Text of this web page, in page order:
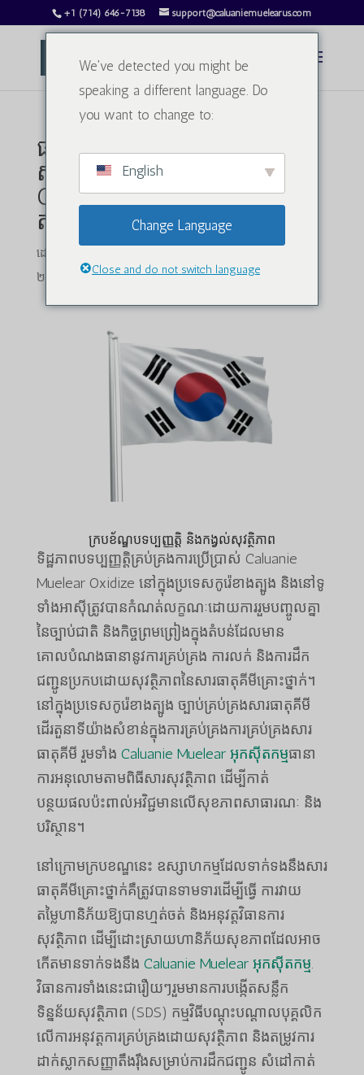
+1 (714) 646-7138 support@caluaniemuelearus.com
ផលប៉ះពាល់ និងការប្រើប្រាស់
សារធាតុ Caluanie Muelear
Oxidize នៅក្នុងប្រទេសកូរ៉េខាង
ត្បូង និងអាស៊ី
ដោយ
២០២៥
ទឹកធ្ងន់|0 មតិ
ក្របខ័ណ្ឌបទប្បញ្ញត្តិ និងកង្វល់សុវត្ថិភាព
ទិដ្ឋភាពបទប្បញ្ញត្តិគ្រប់គ្រងការប្រើប្រាស់ Caluanie
Muelear Oxidize នៅក្នុងប្រទេសកូរ៉េខាងត្បូង និងនៅទូ
ទាំងអាស៊ីត្រូវបានកំណត់លក្ខណៈដោយការរួមបញ្ចូលគ្នា
នៃច្បាប់ជាតិ និងកិច្ចព្រមព្រៀងក្នុងតំបន់ដែលមាន
គោលបំណងធានានូវការគ្រប់គ្រង ការលក់ និងការដឹក
ជញ្ជូនប្រកបដោយសុវត្ថិភាពនៃសារធាតុគីមីគ្រោះថ្នាក់។
នៅក្នុងប្រទេសកូរ៉េខាងត្បូង ច្បាប់គ្រប់គ្រងសារធាតុគីមី
ដើរតួនាទីយ៉ាងសំខាន់ក្នុងការគ្រប់គ្រងការគ្រប់គ្រងសារ
ធាតុគីមី រួមទាំង Caluanie Muelear អុកស៊ីតកម្មធានា
ការអនុលោមតាមពិធីសារសុវត្ថិភាព ដើម្បីកាត់
បន្ថយផលប៉ះពាល់អវិជ្ជមានលើសុខភាពសាធារណៈ និង
បរិស្ថាន។
នៅក្រោមក្របខណ្ឌនេះ ឧស្សាហកម្មដែលទាក់ទងនឹងសារ
ធាតុគីមីគ្រោះថ្នាក់គឺត្រូវបានទាមទារដើម្បីធ្វើ ការវាយ
តម្លៃហានិភ័យឱ្យបានហ្មត់ចត់ និងអនុវត្តវិធានការ
សុវត្ថិភាព ដើម្បីដោះស្រាយហានិភ័យសុខភាពដែលអាច
កើតមានទាក់ទងនឹង Caluanie Muelear អុកស៊ីតកម្ម.
វិធានការទាំងនេះជារឿយៗរួមមានការបង្កើតសន្លឹក
ទិន្នន័យសុវត្ថិភាព (SDS) កម្មវិធីបណ្តុះបណ្តាលបុគ្គលិក
លើការអនុវត្តការគ្រប់គ្រងដោយសុវត្ថិភាព និងតម្រូវការ
ដាក់ស្លាកសញ្ញាតឹងរ៉ឹងសម្រាប់ការដឹកជញ្ជូន សំដៅកាត់
We've detected you might be
speaking a different language. Do
you want to change to:
English
Change Language
Close and do not switch language